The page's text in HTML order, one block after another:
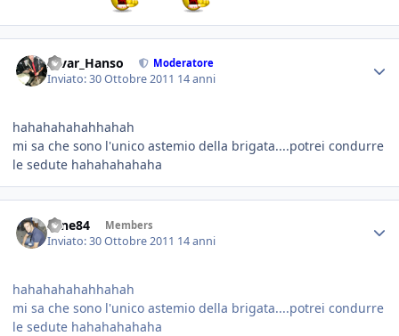
Alvar_Hanso Moderatore
Inviato:30 Ottobre 2011 14 anni
hahahahahahhahah
mi sa che sono l'unico astemio della brigata....potrei condurre
le sedute hahahahahaha
sane84 Members
Inviato:30 Ottobre 2011 14 anni
hahahahahahhahah
mi sa che sono l'unico astemio della brigata....potrei condurre
le sedute hahahahahaha